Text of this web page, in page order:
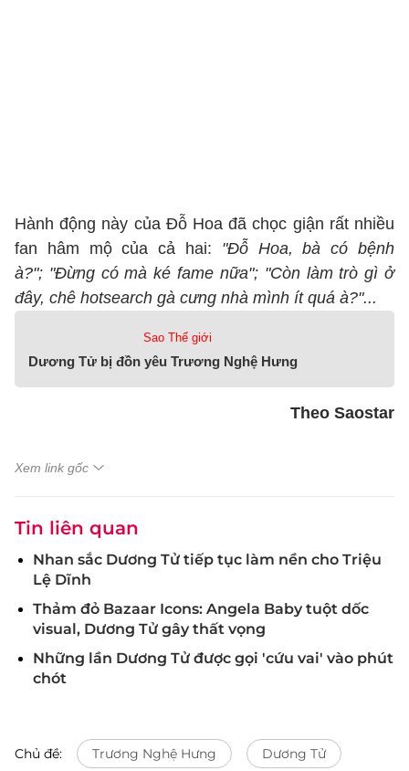
Hành động này của Đỗ Hoa đã chọc giận rất nhiều
fan hâm mộ của cả hai: "Đỗ Hoa, bà có bệnh
à?"; "Đừng có mà ké fame nữa"; "Còn làm trò gì ở
đây, chê hotsearch gà cưng nhà mình ít quá à?"...
Sao Thế giới
Dương Tử bị đồn yêu Trương Nghệ Hưng
Theo Saostar
Xem link gốc
Tin liên quan
Nhan sắc Dương Tử tiếp tục làm nền cho Triệu
Lệ Dĩnh
Thảm đỏ Bazaar Icons: Angela Baby tuột dốc
visual, Dương Tử gây thất vọng
Những lần Dương Tử được gọi 'cứu vai' vào phút
chót
Chủ đề: Trương Nghệ Hưng Dương Tử